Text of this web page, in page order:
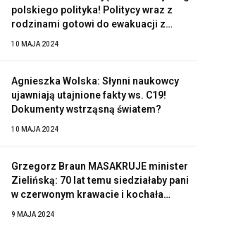
polskiego polityka! Politycy wraz z
rodzinami gotowi do ewakuacji z
10 MAJA 2024
Agnieszka Wolska: Słynni naukowcy
ujawniają utajnione fakty ws. C19!
Dokumenty wstrząsną światem?
10 MAJA 2024
Grzegorz Braun MASAKRUJE minister
Zielińską: 70 lat temu siedziałaby pani
w czerwonym krawacie i kochała
9 MAJA 2024